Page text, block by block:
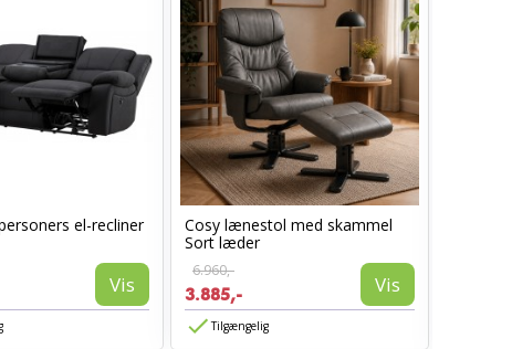
el-recliner
Vis
Cosy lænestol med skammel
Sort læder
6.960,-
3.885,- Vis
Tilgængelig